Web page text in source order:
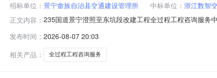
招标单位： 景宁畲族自治县交通建设管理所 中标单位： 浙江数智
正文内容： 235国道景宁澄照至东坑段改建工程全过程工程咨询服务
规划设计研究总院股份有限公司（联合体成员）资质等
海忠证书编号：G3
发布时间： 2026-08-07 20:03
相关产品：
全过程工程咨询服务